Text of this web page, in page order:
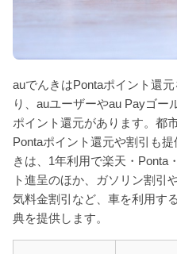
auでんきはPontaポイント還
り、auユーザーやau Payゴー
ポイント還元があります。都
Pontaポイント還元や割引も
きは、1年利用で楽天・Ponta
ト進呈のほか、ガソリン割引
気料金割引など、車を利用す
典を提供します。